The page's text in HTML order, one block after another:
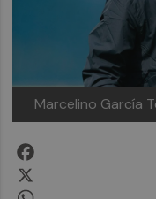
Marcelino García